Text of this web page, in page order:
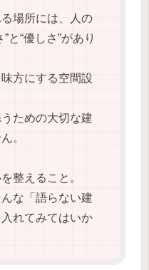
場所には、人の
と“優しさ”があり
方にする空間設
ための大切な建
。
整えること。
な「語らない建
れてみてはいか